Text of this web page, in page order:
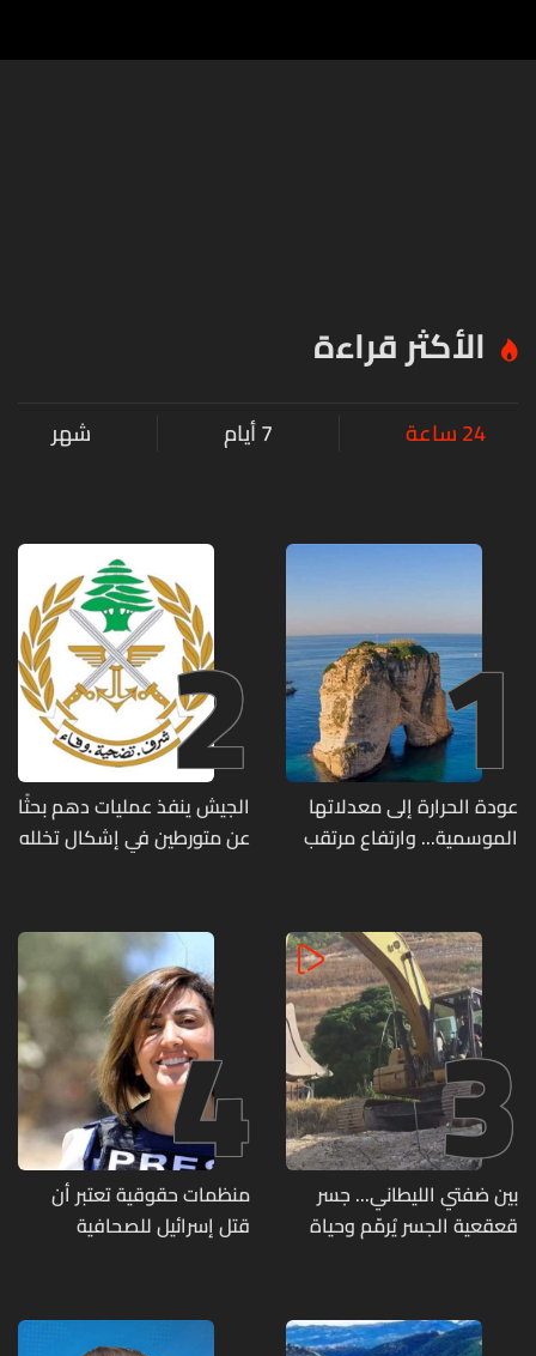
الأكثر قراءة
24 ساعة 7 أيام شهر
1
عودة الحرارة إلى معدلاتها
الموسمية... وارتفاع مرتقب
2
الجيش ينفذ عمليات دهم بحثًا
عن متورطين في إشكال تخلله
مزروعة بالماريجوانا
3
بين ضفتي الليطاني... جسر
قعقعية الجسر يُرمّم وحياة
4
منظمات حقوقية تعتبر أن
قتل إسرائيل للصحافية